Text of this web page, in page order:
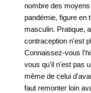
nombre des
pandémie, figure en
masculin. Pratique,
contraception n'est
Connaissez-vous
vous qu'il n'est pas
même de celui
faut remonter loin